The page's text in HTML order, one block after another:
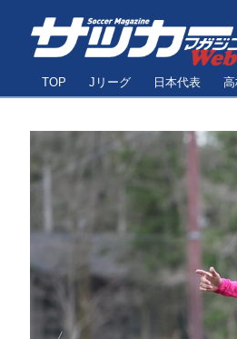
TOP Jリーグ 日本代表